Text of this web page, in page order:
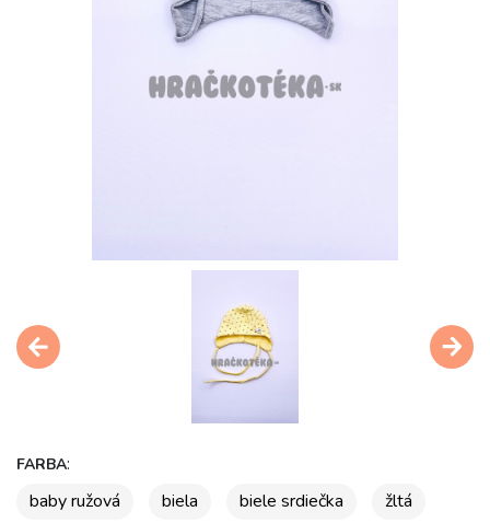
FARBA:
baby ružová
biela biele srdiečka
žltá